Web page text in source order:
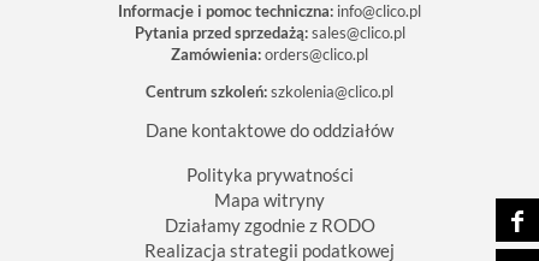
Informacje i pomoc techniczna: info@clico.pl
Pytania przed sprzedażą: sales@clico.pl
Zamówienia:orders@clico.pl
Centrum szkoleń:szkolenia@clico.pl
Dane kontaktowe do oddziałów
Polityka prywatności
Mapa witryny
Działamy zgodnie z RODO
Realizacja strategii podatkowej